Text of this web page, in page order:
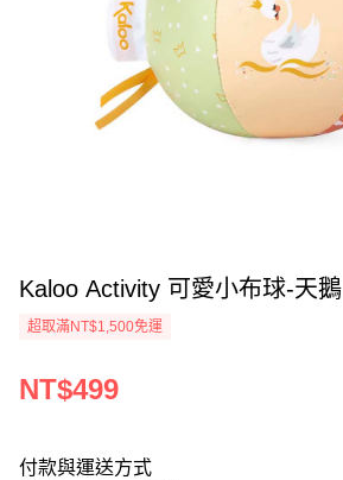
Kaloo Activity 可愛小布球-天鵝
超取滿NT$1,500免運
NT$499
付款與運送方式